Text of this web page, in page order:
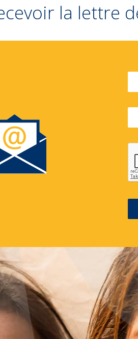
la lettre